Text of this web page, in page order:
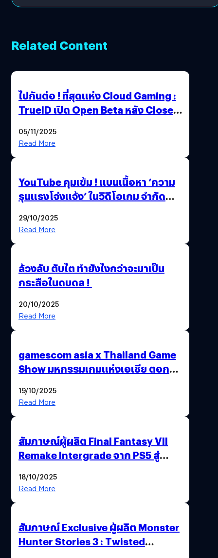
Related Content
ไปกันต่อ ! ที่สุดแห่ง Cloud Gaming :
TrueID เปิด Open Beta หลัง Close
Thailand Game Show 2025 ทะลุ 15
05/11/2025
Read More
YouTube คุมเข้ม ! แบนเนื้อหา ‘ความ
รุนแรงโจ่งแจ้ง’ ในวิดีโอเกม จำกัด
29/10/2025
Read More
ล้วงลับ ตับไต ทำยังไงกว่าจะมาเป็น
กระสือในดบดล !
20/10/2025
Read More
gamescom asia x Thailand Game
Show มหกรรมเกมแห่งเอเชีย ตอกย้ำ
พาณิชย์ร่วมชูความสำเร็จ
19/10/2025
Read More
สัมภาษณ์ผู้ผลิต Final Fantasy VII
Remake Intergrade จาก PS5 สู่
18/10/2025
Read More
สัมภาษณ์ Exclusive ผู้ผลิต Monster
Hunter Stories 3 : Twisted